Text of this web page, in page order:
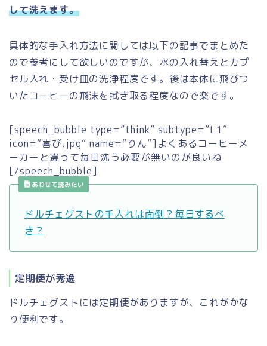
して洗えます。
具体的な手入れ方法に関しては以下の記事でまとめた
ので参考にして欲しいのですが、水の入れ替えとカプ
セル入れ・受け皿の洗浄程度です。後は本体に飛びつ
いたコーヒーの飛沫を拭き取る程度なので楽です。
[speech_bubble type=”think” subtype=”L1″
icon=”喜び.jpg” name=”りん”]よくあるコーヒーメ
ーカーと違って毎日洗う必要が無いのが良いね
[/speech_bubble]
あわせて読みたい
ドルチェグストの手入れは面倒？毎日するべ
き？
定期便が秀逸
ドルチェグストには定期便がありますが、これがかな
り便利です。